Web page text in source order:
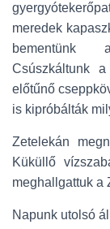
meredek
bementünk
Csúszkáltunk
előtűnő
is kipróbálták
Zetelekán
Küküllő
meghallgattuk a
Napunk utolsó